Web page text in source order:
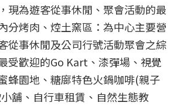
現為遊客從事休閒、聚會活動的最
分烤肉、焢土窯區：為中心主要營
從事休閒及公司行號活動聚會之綜
受歡迎的Go Kart、漆彈場、視覺
蜂園地、糖廍特色火鍋咖啡(親子
舖、自行車租賃、自然生態教